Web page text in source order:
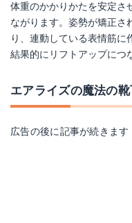
体重のかかりかたを安定さ
ながります。姿勢が矯正さ
り、連動している表情筋に
結果的にリフトアップにつ
エアライズの魔法の
広告の後に記事が続きます